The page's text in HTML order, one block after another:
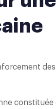
des
constituée